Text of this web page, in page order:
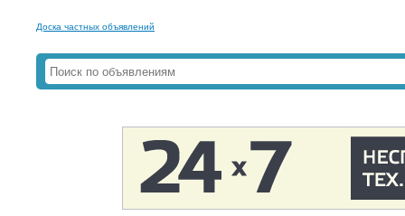
Доска частных объявлений